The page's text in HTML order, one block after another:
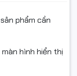
vượt trội
cao, cho
Góc nhìn
phẩm cần
màn hình hiển thị